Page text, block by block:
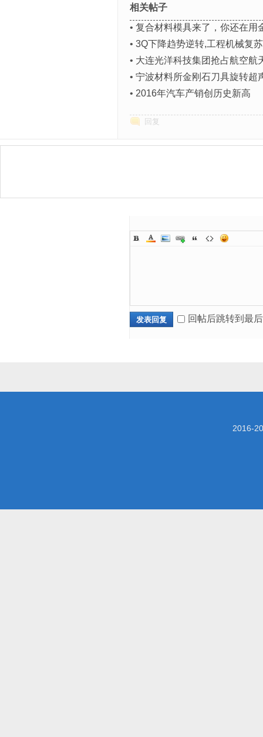
相关帖子
• 复合材料模具来了，你还在用
• 3Q下降趋势逆转,工程机械复
• 大连光洋科技集团抢占航空航
• 宁波材料所金刚石刀具旋转超
• 2016年汽车产销创历史新高
回复
发表回复 回帖后跳转到最
2016-